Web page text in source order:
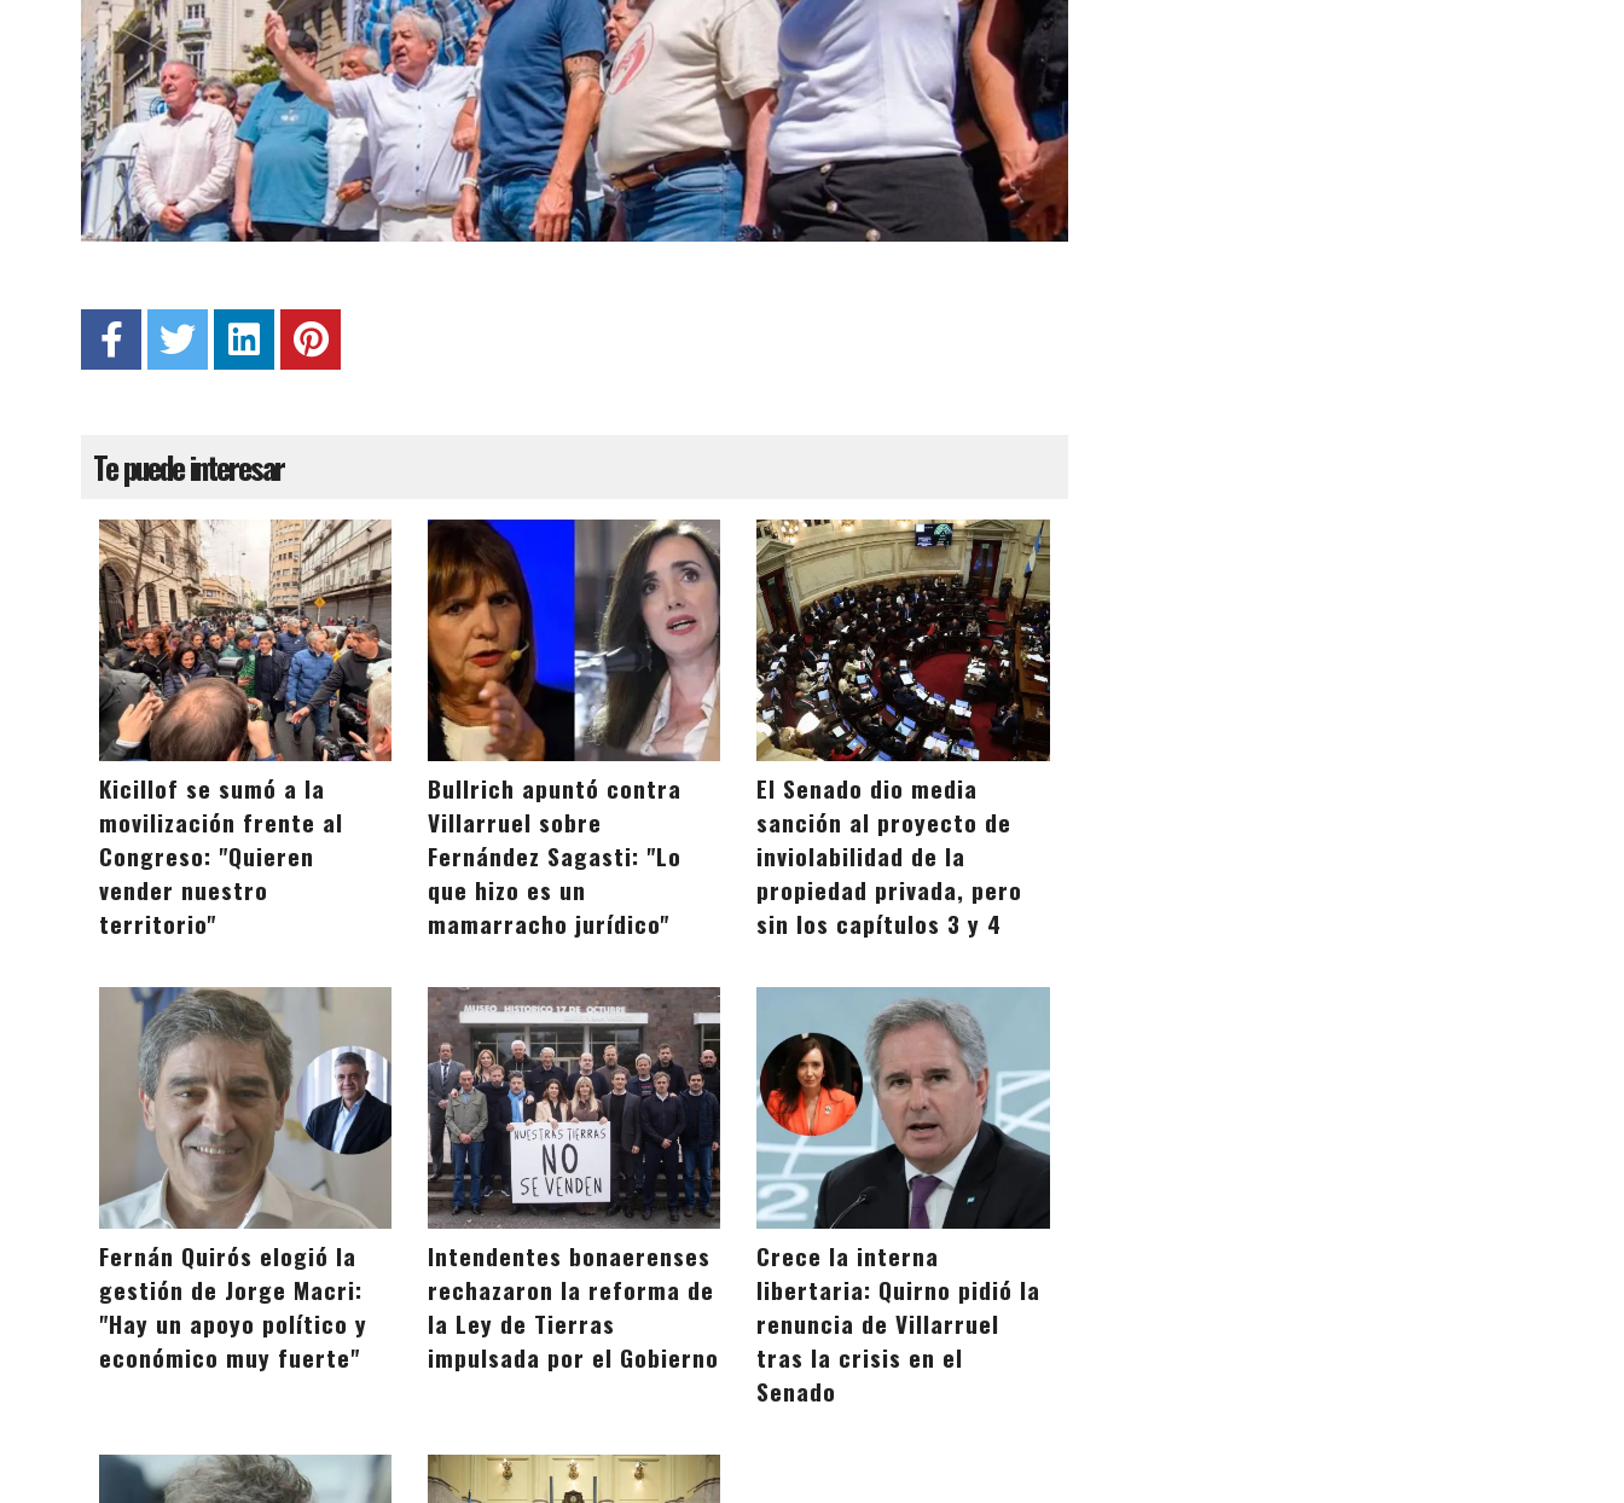
Te puede interesar
Kicillof se sumó a la
movilización frente al
Congreso: "Quieren
vender nuestro
territorio"
Bullrich apuntó contra
Villarruel sobre
Fernández Sagasti: "Lo
que hizo es un
mamarracho jurídico"
El Senado dio media
sanción al proyecto de
inviolabilidad de la
propiedad privada, pero
sin los capítulos 3 y 4
Fernán Quirós elogió la
gestión de Jorge Macri:
"Hay un apoyo político y
económico muy fuerte"
Intendentes bonaerenses
rechazaron la reforma de
la Ley de Tierras
impulsada por el Gobierno
Crece la interna
libertaria: Quirno pidió la
renuncia de Villarruel
tras la crisis en el
Senado